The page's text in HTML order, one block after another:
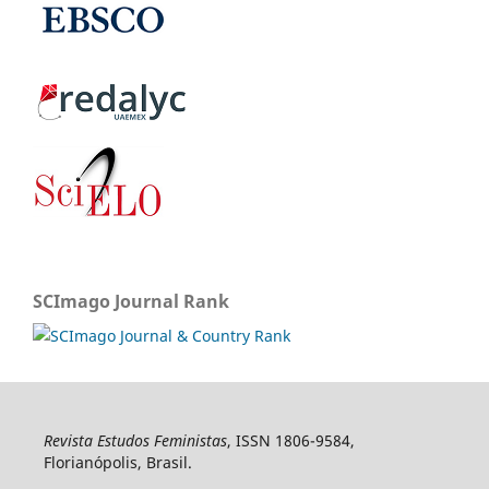
SCImago Journal Rank
Revista Estudos Feministas, ISSN 1806-9584,
Florianópolis, Brasil.